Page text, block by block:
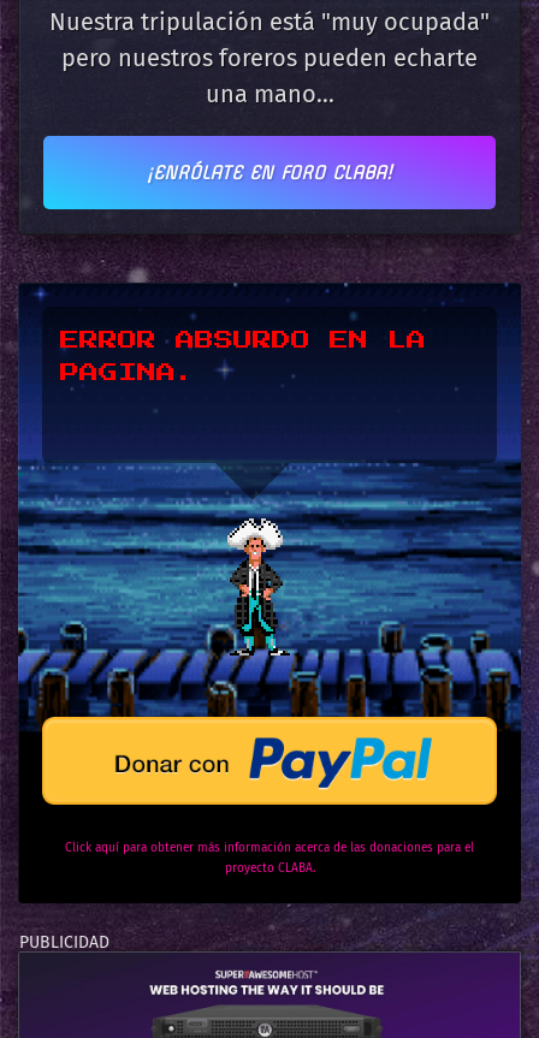
Nuestra tripulación está "muy ocupada"
pero nuestros foreros pueden echarte
una mano...
¡ENRÓLATE EN FORO CLABA!
*UPSSS*
Click aquí para obtener más información acerca de las donaciones para el
proyecto CLABA.